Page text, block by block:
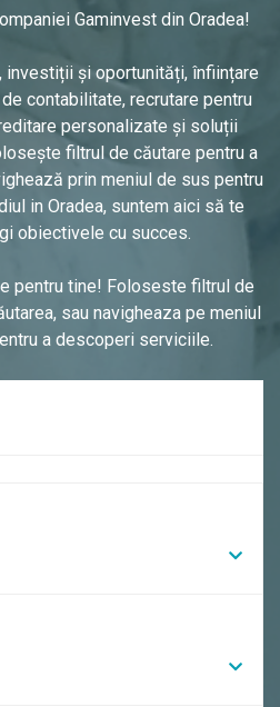
Gaminvest din Oradea!
și oportunități, înființare
contabilitate, recrutare pentru
personalizate și soluții
filtrul de căutare pentru a
prin meniul de sus pentru
in Oradea, suntem aici să te
obiectivele cu succes.
pentru tine! Foloseste filtrul de
sau navigheaza pe meniul
a descoperi serviciile.